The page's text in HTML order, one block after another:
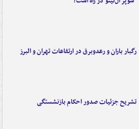
رگبار باران و رعدوبرق در ارتفاعات تهران و البرز
تشریح جزئیات صدور احکام بازنشستگی